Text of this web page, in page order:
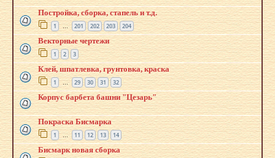
Постройка, сборка, стапель и т.д.
1 … 201 202 203 204
Векторные чертежи
1 2 3
Клей, шпатлевка, грунтовка, краска
1 … 29 30 31 32
Корпус барбета башни "Цезарь"
Покраска Бисмарка
1 … 11 12 13 14
Бисмарк новая сборка